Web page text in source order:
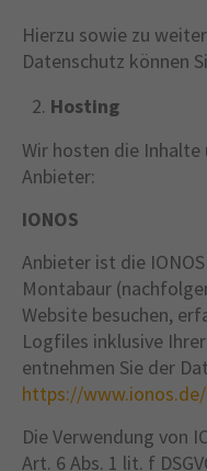
Hierzu sowie zu
Datenschutz können
Hosting
Wir hosten die
Anbieter:
IONOS
Anbieter ist die
Montabaur
Website besuchen,
Logfiles inklusive
entnehmen Sie der
https://
Die Verwendung von
Art. 6 Abs. 1 lit. f